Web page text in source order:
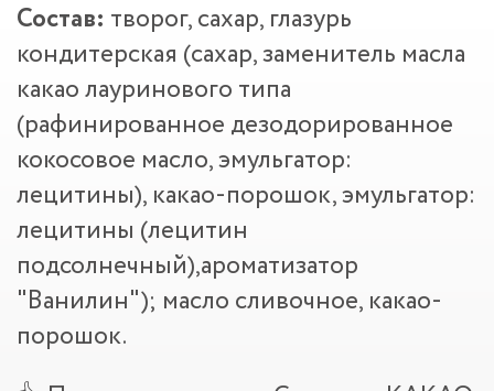
Состав: творог, сахар, глазурь
кондитерская (сахар, заменитель масла
какао лауринового типа
(рафинированное дезодорированное
кокосовое масло, эмульгатор:
лецитины), какао-порошок, эмульгатор:
лецитины (лецитин
подсолнечный),ароматизатор
"Ванилин"); масло сливочное, какао-
порошок.